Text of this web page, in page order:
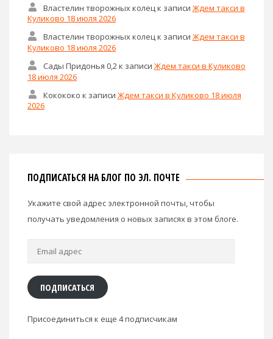
Властелин творожных колец к записи Ждем такси в
Куликово 18 июля 2026
Властелин творожных колецк записи Ждем такси в
Куликово 18 июля 2026
Сады Придонья 0,2 к записи Ждем такси в Куликово
18 июля 2026
Кокококо к записи Ждем такси в Куликово 18 июля
2026
ПОДПИСАТЬСЯ НА БЛОГ ПО ЭЛ. ПОЧТЕ
Укажите свой адрес электронной почты, чтобы
получать уведомления о новых записях в этом блоге.
Email
ПОДПИСАТЬСЯ
Присоединиться к еще 4 подписчикам